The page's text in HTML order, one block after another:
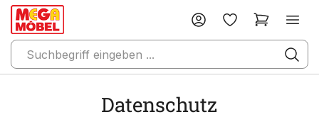
Datenschutz